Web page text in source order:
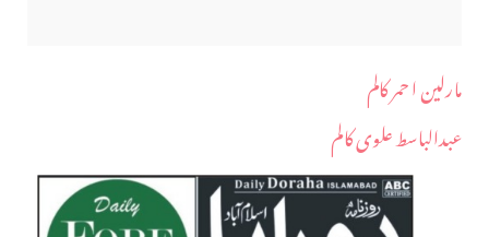
مارلین ا حمر کالم
عبدالباسط علوی کالم